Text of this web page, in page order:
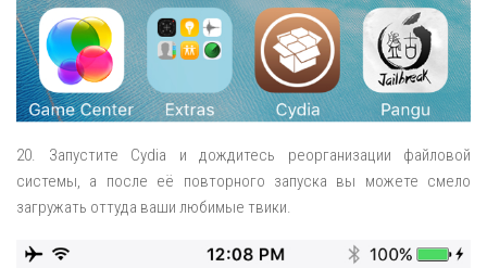
20. Запустите Cydia и дождитесь реорганизации файловой
системы, а после её повторного запуска вы можете смело
загружать оттуда ваши любимые твики.